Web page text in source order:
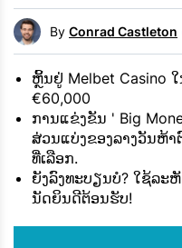
By Conrad Castleton
ຫຼິ້ນຢູ່ Melbet Casino
€60,000
ການແຂ່ງຂັນ ' Big
ສ່ວນແບ່ງຂອງລາງວັນຫ້
ທີ່ເລືອກ.
ຍັງລົງທະບຽນບໍ? ໃຊ້ລະ
ນັດຍິນດີຕ້ອນຮັບ!